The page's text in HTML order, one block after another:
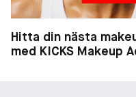
Hitta din nästa
med KICKS Makeup